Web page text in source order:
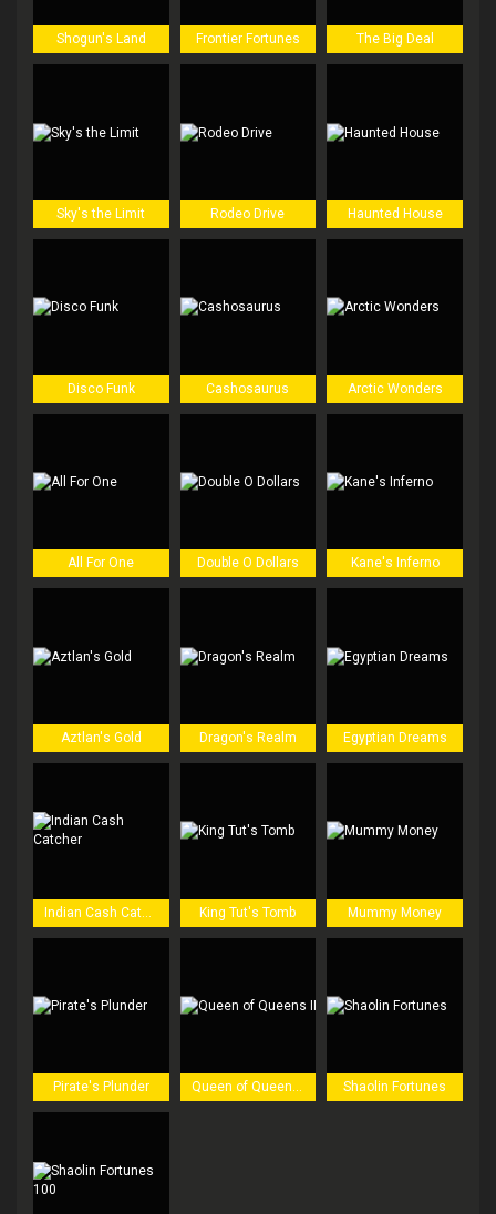
Shogun's Land Frontier Fortunes The Big Deal
Sky's the Limit Rodeo Drive Haunted House
Disco Funk Cashosaurus Arctic Wonders
All For One Double O Dollars Kane's Inferno
Aztlan's Gold Dragon's Realm Egyptian Dreams
King Tut's Tomb Mummy Money
Pirate's Plunder Queen of Queens II Shaolin Fortunes